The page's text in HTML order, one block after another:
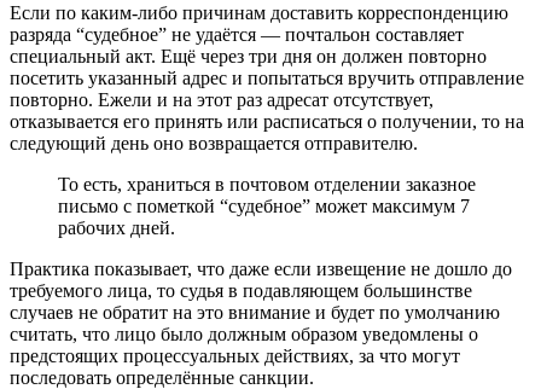
Если по каким-либо причинам доставить корреспонденцию
разряда “судебное” не удаётся — почтальон составляет
специальный акт. Ещё через три дня он должен повторно
посетить указанный адрес и попытаться вручить отправление
повторно. Ежели и на этот раз адресат отсутствует,
отказывается его принять или расписаться о получении, то на
следующий день оно возвращается отправителю.
То есть, храниться в почтовом отделении заказное
письмо с пометкой “судебное” может максимум 7
рабочих дней.
Практика показывает, что даже если извещение не дошло до
требуемого лица, то судья в подавляющем большинстве
случаев не обратит на это внимание и будет по умолчанию
считать, что лицо было должным образом уведомлены о
предстоящих процессуальных действиях, за что могут
последовать определённые санкции.